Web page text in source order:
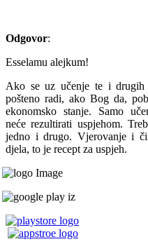
Odgovor:
Esselamu alejkum!
Ako se uz učenje te i drugih
pošteno radi, ako Bog da,
ekonomsko stanje. Samo
neće rezultirati uspjehom.
jedno i drugo. Vjerovanje i
djela, to je recept za uspjeh.